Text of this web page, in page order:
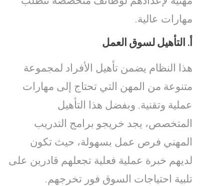
مهارات عالية.
أ. التأهيل لسوق العمل
هذا النظام يضمن تأهيل الأفراد لمجموعة
متنوعة من المهن التي تحتاج إلى مهارات
عملية وتقنية. وبفضل هذا التأهيل
المتخصص، يجد خريجو برامج التدريب
المهني فرص عمل بسهولة، حيث تكون
لديهم خبرة عملية فعلية تجعلهم قادرين على
تلبية احتياجات السوق فور تخرجهم.